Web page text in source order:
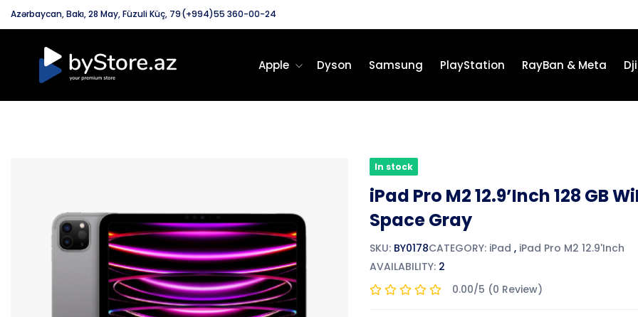
Azərbaycan, Bakı, 28 May, Füzuli Küç, 79(+994)55 360-00-24
Apple Dyson Samsung PlayStation RayBan & Meta Dji
In stock
iPad Pro M2 12.9’Inch 128 GB
Space Gray
SKU: BY0178CATEGORY: iPad , iPad Pro M2 12.9'Inch
AVAILABILITY: 2
0.00/5 (0 Review)